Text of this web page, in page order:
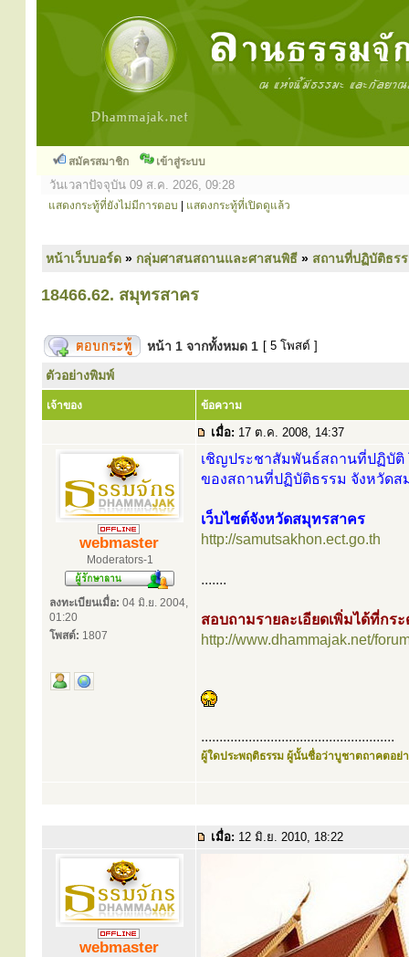
สมัครสมาชิก เข้าสู่ระบบ
วันเวลาปัจจุบัน 09 ส.ค. 2026, 09:28
แสดงกระทู้ที่ยังไม่มีการตอบ แสดงกระทู้ที่เปิดดูแล้ว
หน้าเว็บบอร์ด » กลุ่มศาสนสถานและศาสนพิธี » สถานที่ปฏิบัติธร
18466.62. สมุทรสาคร
หน้า 1 จากทั้งหมด 1 [ 5 โพสต์ ]
ตัวอย่างพิมพ์
เจ้าของ ข้อความ
เมื่อ: 17 ต.ค. 2008, 14:37
webmaster
Moderators-1
ลงทะเบียนเมื่อ: 04 มิ.ย. 2004,
01:20
โพสต์: 1807
เชิญประชาสัมพันธ์สถานที่ปฏิบัติ
ของสถานที่ปฏิบัติธรรม จังหวัดส
เว็บไซต์จังหวัดสมุทรสาคร
http://samutsakhon.ect.go.th
.......
สอบถามรายละเอียดเพิ่มได้ที่กร
http://www.dhammajak.net/
.....................................................
ผู้ใดประพฤติธรรม ผู้นั้นชื่อว่าบูชาตถาคตอย่า
เมื่อ: 12 มิ.ย. 2010, 18:22
webmaster